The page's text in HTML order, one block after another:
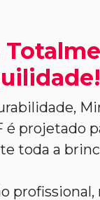
é projetado
toda a
profissional,